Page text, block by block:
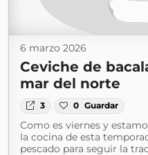
6 marzo 2026
Ceviche de
mar del norte
3 0 Guardar
Como es viernes y
la cocina de esta
pescado para seguir la